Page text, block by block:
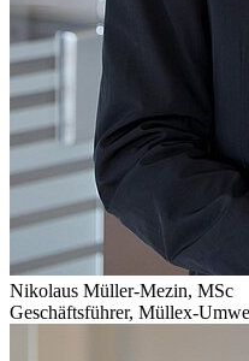
Nikolaus Müller-Mezin, MSc
Geschäftsführer, Müllex-